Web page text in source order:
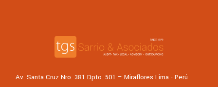
Av. Santa Cruz Nro. 381 Dpto. 501 – Miraflores Lima - Perú